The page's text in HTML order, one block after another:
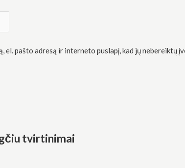
pašto adresą ir interneto puslapį, kad jų nebereiktų
tvirtinimai